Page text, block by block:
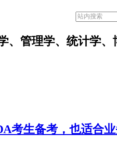
、管理学、统计学、
考生备考，也适合